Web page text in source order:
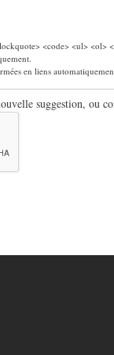
<code> <ul>
en liens
suggestion, ou